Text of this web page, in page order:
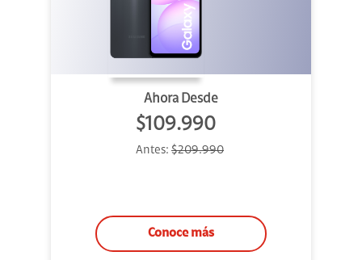
Ahora Desde
$109.990
Antes: $209.990
Conoce más